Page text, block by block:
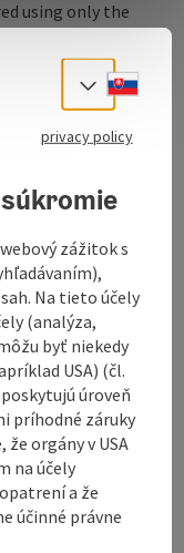
using only the
region.
Select
privacy policy
zážitok s
Na tieto účely
(analýza,
byť niekedy
USA) (čl.
úroveň
príhodné záruky
že orgány v USA
na účely
a že
účinné právne